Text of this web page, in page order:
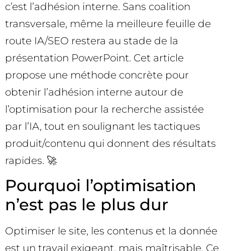
c’est l’adhésion interne. Sans coalition
transversale, même la meilleure feuille de
route IA/SEO restera au stade de la
présentation PowerPoint. Cet article
propose une méthode concrète pour
obtenir l’adhésion interne autour de
l’optimisation pour la recherche assistée
par l’IA, tout en soulignant les tactiques
produit/contenu qui donnent des résultats
rapides. 🚀
Pourquoi l’optimisation
n’est pas le plus dur
Optimiser le site, les contenus et la donnée
est un travail exigeant, mais maîtrisable. Ce